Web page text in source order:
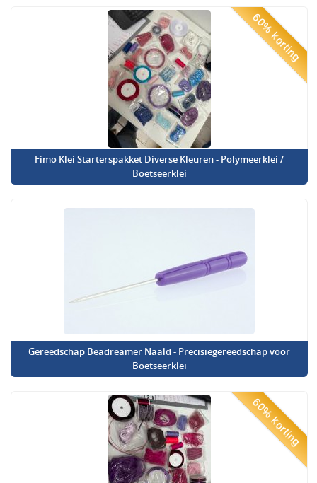
60% korting
Fimo Klei Starterspakket Diverse Kleuren - Polymeerklei /
Boetseerklei
Gereedschap Beadreamer Naald - Precisiegereedschap voor
Boetseerklei
60% korting